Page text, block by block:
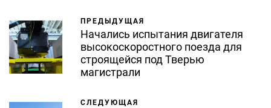
ПРЕДЫДУЩАЯ
Начались испытания двигателя
высокоскоростного поезда для
строящейся под Тверью
магистрали
СЛЕДУЮЩАЯ